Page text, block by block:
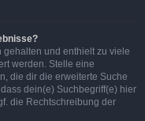
und enthielt zu viele
werden. Stelle eine
die dir die erweiterte Suche
dein(e) Suchbegriff(e) hier
die Rechtschreibung der